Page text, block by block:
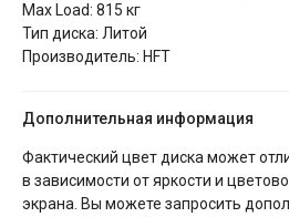
Max Load: 815 кг
Тип диска: Литой
Производитель: HFT
Дополнительная информация
Фактический цвет диска может
в зависимости от яркости и
экрана. Вы можете запросить